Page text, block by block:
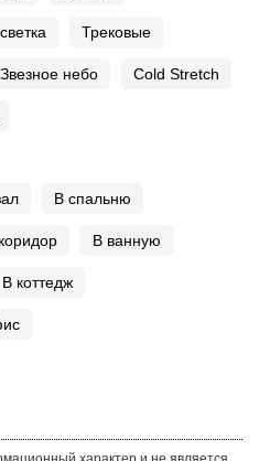
Трековые
Звезное небо Cold Stretch
В спальню
В ванную
В коттедж